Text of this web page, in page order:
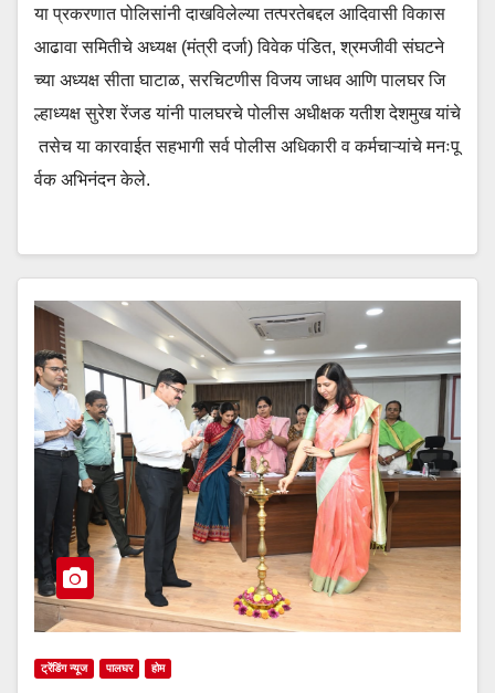
या प्रकरणात पोलिसांनी दाखविलेल्या तत्परतेबद्दल आदिवासी विकास
आढावा समितीचे अध्यक्ष (मंत्री दर्जा) विवेक पंडित, श्रमजीवी संघटने
च्या अध्यक्ष सीता घाटाळ, सरचिटणीस विजय जाधव आणि पालघर जि
ल्हाध्यक्ष सुरेश रेंजड यांनी पालघरचे पोलीस अधीक्षक यतीश देशमुख यांचे
तसेच या कारवाईत सहभागी सर्व पोलीस अधिकारी व कर्मचाऱ्यांचे मनःपू
र्वक अभिनंदन केले.
ट्रेंडिंग न्यूज पालघर होम